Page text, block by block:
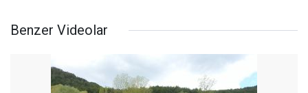
Benzer Videolar